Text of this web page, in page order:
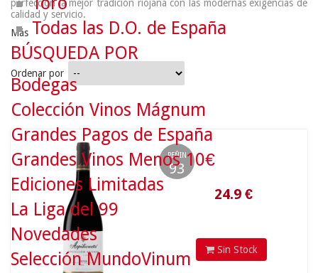
perfección la mejor tradición riojana con las modernas exigencias de
calidad y servicio.
Más
Ordenar por
PEÑIN
93
24.9
Sin Stock
Todas las D.O. de España
BÚSQUEDA POR
Bodegas
Colección Vinos Mágnum
Grandes Pagos de España
Grandes Vinos Menos 10€
Ediciones Limitadas
La Liga del 99
Novedades
Selección MundoVinum